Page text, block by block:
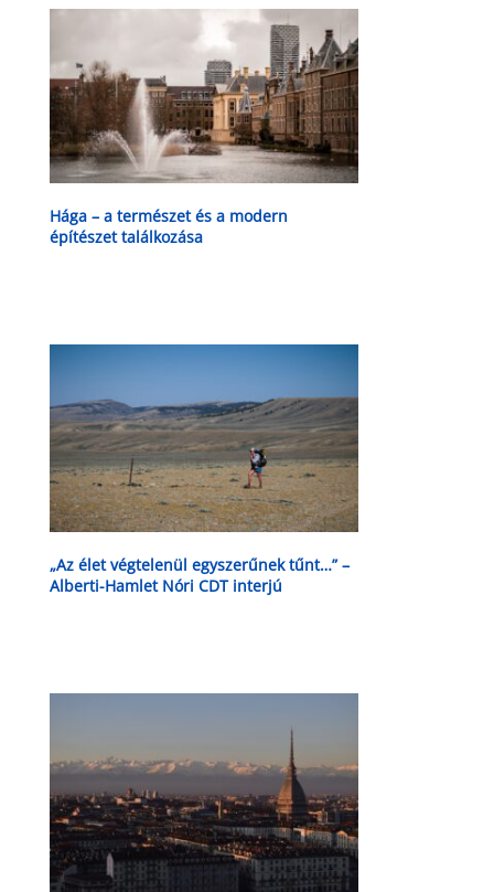
Hága – a természet és a modern
építészet találkozása
„Az élet végtelenül egyszerűnek tűnt…” –
Alberti-Hamlet Nóri CDT interjú